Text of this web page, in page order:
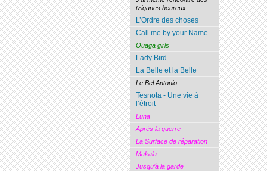
tziganes heureux
L’Ordre des choses
Call me by your Name
Ouaga girls
Lady Bird
La Belle et la Belle
Le Bel Antonio
Tesnota - Une vie à
l’étroit
Luna
Après la guerre
La Surface de réparation
Makala
Jusqu’à la garde